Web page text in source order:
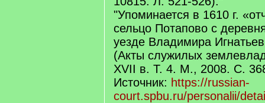
"Упоминается в 1610 г.
сельцо Потапово с
уезде Владимира
(Акты служилых
XVII в. Т. 4. М., 2008. С.
Источник: https://russian-
court.spbu.ru/personalii/